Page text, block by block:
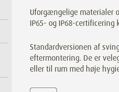
Uforgængelige materialer
IP65- og IP68-
Standardversionen af
eftermontering. De er
eller til rum med høje